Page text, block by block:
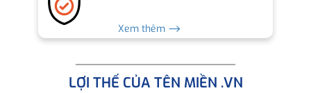
Xem thêm ⟶
LỢI THẾ CỦA TÊN MIỀN .VN